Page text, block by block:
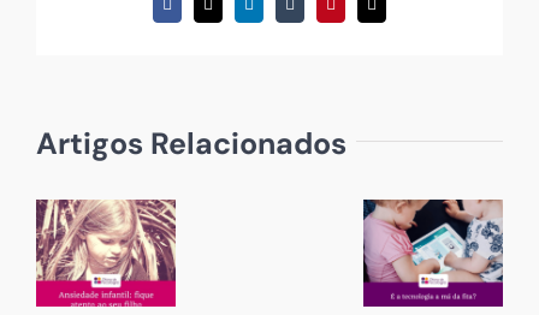
Facebook
X LinkedInTumblrPinterestEmail
(necessário
Artigos Relacionados